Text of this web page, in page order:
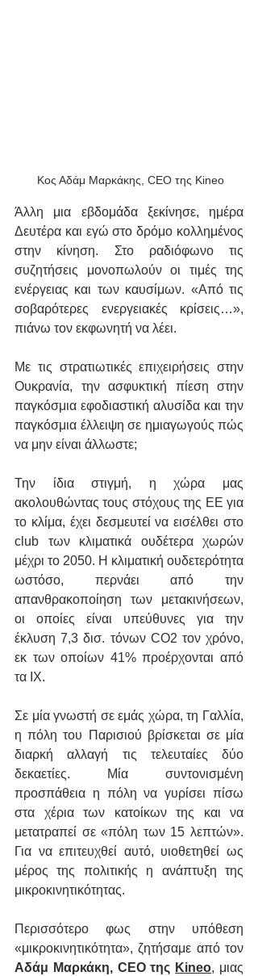
Κος Αδάμ Μαρκάκης, CEO της Kineo
Άλλη μια εβδομάδα ξεκίνησε, ημέρα
Δευτέρα και εγώ στο δρόμο κολλημένος
στην κίνηση. Στο ραδιόφωνο τις
συζητήσεις μονοπωλούν οι τιμές της
ενέργειας και των καυσίμων. «Από τις
σοβαρότερες ενεργειακές κρίσεις…»,
πιάνω τον εκφωνητή να λέει.
Με τις στρατιωτικές επιχειρήσεις στην
Ουκρανία, την ασφυκτική πίεση στην
παγκόσμια εφοδιαστική αλυσίδα και την
παγκόσμια έλλειψη σε ημιαγωγούς πώς
να μην είναι άλλωστε;
Την ίδια στιγμή, η χώρα μας
ακολουθώντας τους στόχους της ΕΕ για
το κλίμα, έχει δεσμευτεί να εισέλθει στο
club των κλιματικά ουδέτερα χωρών
μέχρι το 2050. Η κλιματική ουδετερότητα
ωστόσο, περνάει από την
απανθρακοποίηση των μετακινήσεων,
οι οποίες είναι υπεύθυνες για την
έκλυση 7,3 δισ. τόνων CO2 τον χρόνο,
εκ των οποίων 41% προέρχονται από
τα ΙΧ.
Σε μία γνωστή σε εμάς χώρα, τη Γαλλία,
η πόλη του Παρισιού βρίσκεται σε μία
διαρκή αλλαγή τις τελευταίες δύο
δεκαετίες. Μία συντονισμένη
προσπάθεια η πόλη να γυρίσει πίσω
στα χέρια των κατοίκων της και να
μετατραπεί σε «πόλη των 15 λεπτών».
Για να επιτευχθεί αυτό, υιοθετηθεί ως
μέρος της πολιτικής η ανάπτυξη της
μικροκινητικότητας.
Περισσότερο φως στην υπόθεση
Αδάμ Μαρκάκη, CEO της Kineo, μιας